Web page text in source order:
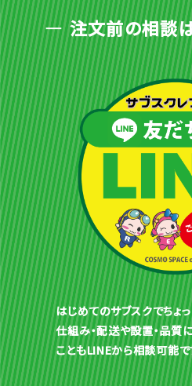
注文前の相談
はじめてのサブスクでちょ
仕組み・配送や設置・品質
こともLINEから相談可能で